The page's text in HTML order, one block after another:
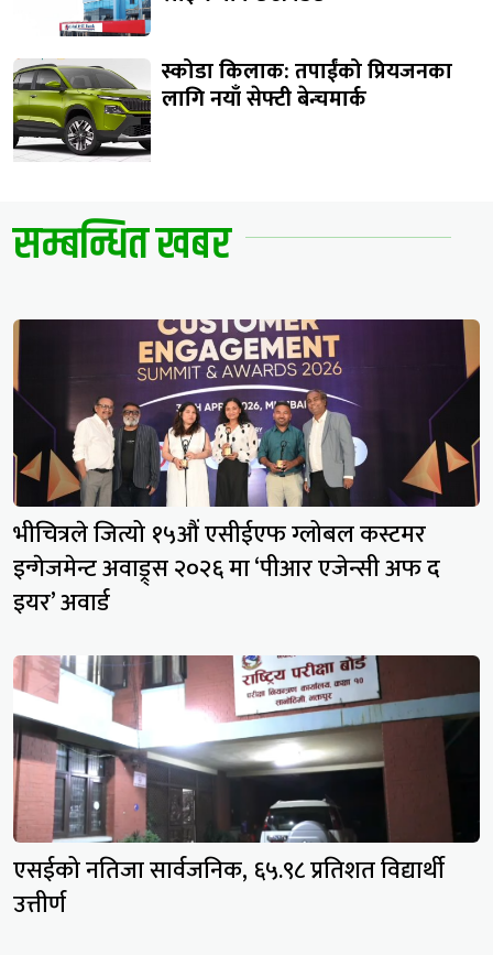
स्कोडा किलाक: तपाईंको प्रियजनका
लागि नयाँ सेफ्टी बेन्चमार्क
सम्बन्धित खबर
भीचित्रले जित्यो १५औं एसीईएफ ग्लोबल कस्टमर
इन्गेजमेन्ट अवाड्र्स २०२६ मा ‘पीआर एजेन्सी अफ द
इयर’ अवार्ड
एसईको नतिजा सार्वजनिक, ६५.९८ प्रतिशत विद्यार्थी
उत्तीर्ण